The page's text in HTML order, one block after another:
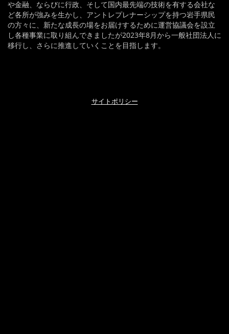
や金融、ならびに行政、そして国内最先端の技術を有する会社な
ど各所が強みを生かし、アントレプレナーシップを持つ岩手県民
の方々に、新たな成長の場をお届けするために運営協議会を設立
し各種事業に取り組んできましたが2023年8月から一般社団法人に
移行し、さらに推進していくことを目指します。
サイトポリシー